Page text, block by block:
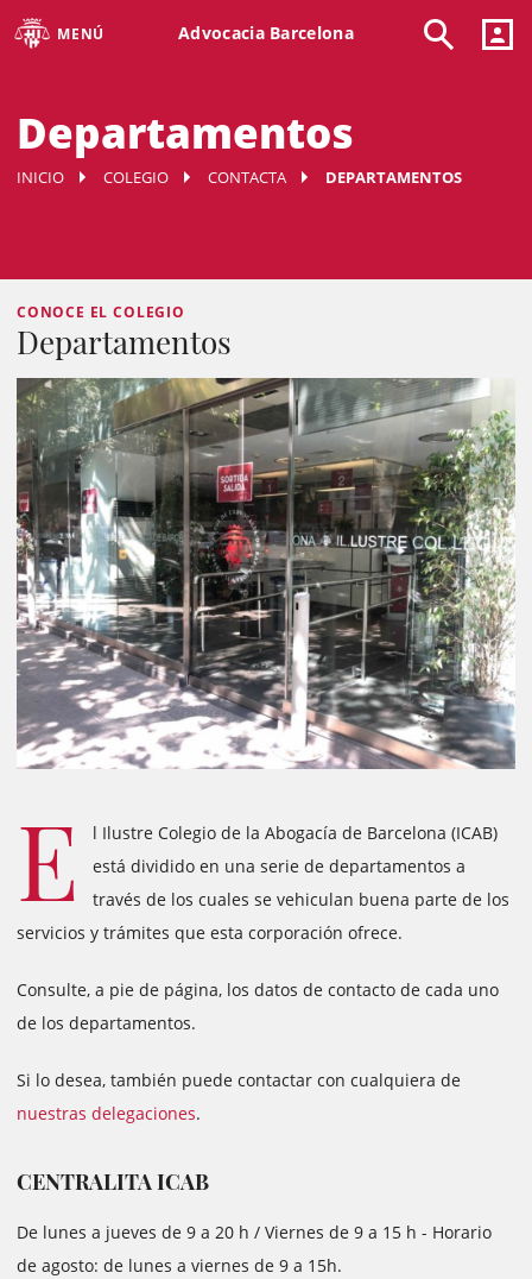
MENÚ Advocacia Barcelona
Departamentos
INICIO COLEGIO CONTACTA DEPARTAMENTOS
CONOCE EL COLEGIO
Departamentos
E
l Ilustre Colegio de la Abogacía de Barcelona (ICAB)
está dividido en una serie de departamentos a
través de los cuales se vehiculan buena parte de los
servicios y trámites que esta corporación ofrece.
Consulte, a pie de página, los datos de contacto de cada uno
de los departamentos.
Si lo desea, también puede contactar con cualquiera de
nuestras delegaciones.
CENTRALITA ICAB
De lunes a jueves de 9 a 20 h / Viernes de 9 a 15 h - Horario
de agosto: de lunes a viernes de 9 a 15h.